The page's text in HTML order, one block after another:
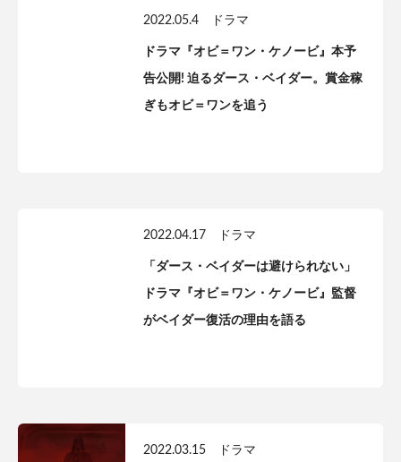
2022.05.4 ドラマ
ドラマ『オビ＝ワン・ケノービ』本予
告公開! 迫るダース・ベイダー。賞金稼
ぎもオビ＝ワンを追う
2022.04.17 ドラマ
「ダース・ベイダーは避けられない」
ドラマ『オビ＝ワン・ケノービ』監督
がベイダー復活の理由を語る
2022.03.15 ドラマ